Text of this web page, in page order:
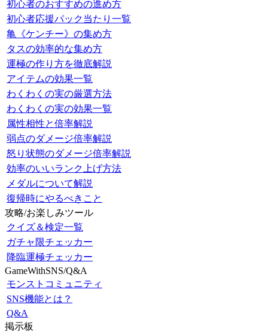
初心者のおすすめの進め方
初心者応援パック当たり一覧
亀《ケンチー》の集め方
タスの効率的な集め方
運極の作り方を徹底解説
アイテムの効果一覧
わくわくの実の厳選方法
わくわくの実の効果一覧
属性相性と倍率解説
弱点のダメージ倍率解説
怒り状態のダメージ倍率解説
効率のいいランク上げ方法
メダルについて解説
復帰時にやるべきこと
攻略/お楽しみツール
クイズ＆検定一覧
ガチャ限チェッカー
降臨運極チェッカー
GameWithSNS/Q&A
モンストコミュニティ
SNS機能とは？
Q&A
掲示板